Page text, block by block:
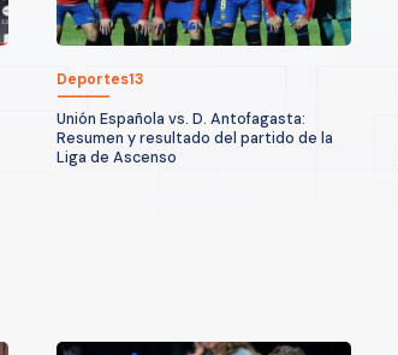
Deportes13
Unión Española vs. D. Antofagasta:
Resumen y resultado del partido de la
Liga de Ascenso